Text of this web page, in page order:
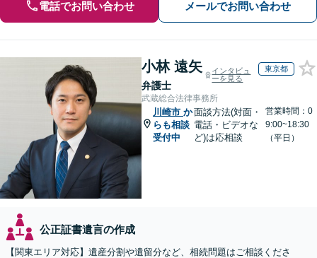
電話でお問い合わせ メールでお問い合わせ
小林 遠矢
弁護士
インタビュ
ーを見る
東京都
武蔵総合法律事務所
川崎市 か
らも相談
受付中
面談方法(対面・
電話・ビデオな
ど)は応相談
営業時間：0
9:00~18:30
（平日）
公正証書遺言の作成
【関東エリア対応】遺産分割や遺留分など、相続問題はご相談くださ